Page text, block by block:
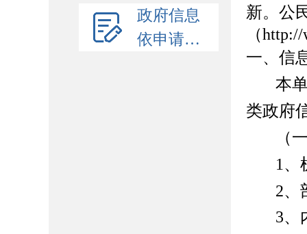
政府信息
依申请公开
新。公
（
一、信
本
类政府
（
1 、
2、
3、